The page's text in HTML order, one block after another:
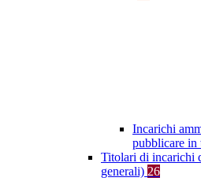
Incarichi
pubblicare in
Titolari di incarichi
generali) 26